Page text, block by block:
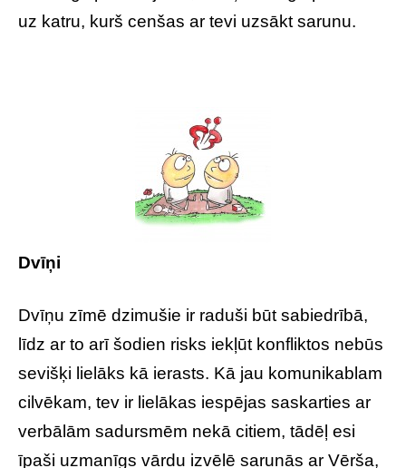
uz katru, kurš cenšas ar tevi uzsākt sarunu.
Dvīņi
Dvīņu zīmē dzimušie ir raduši būt sabiedrībā,
līdz ar to arī šodien risks iekļūt konfliktos nebūs
sevišķi lielāks kā ierasts. Kā jau komunikablam
cilvēkam, tev ir lielākas iespējas saskarties ar
verbālām sadursmēm nekā citiem, tādēļ esi
īpaši uzmanīgs vārdu izvēlē sarunās ar Vērša,